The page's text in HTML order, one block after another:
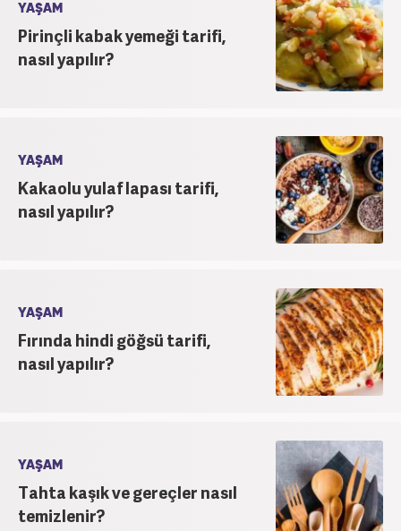
YAŞAM
Pirinçli kabak yemeği tarifi,
nasıl yapılır?
YAŞAM
Kakaolu yulaf lapası tarifi,
nasıl yapılır?
YAŞAM
Fırında hindi göğsü tarifi,
nasıl yapılır?
YAŞAM
Tahta kaşık ve gereçler nasıl
temizlenir?